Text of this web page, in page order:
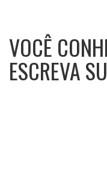
VOCÊ
ESCREVA